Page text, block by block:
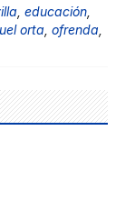
educación
orta ofrenda